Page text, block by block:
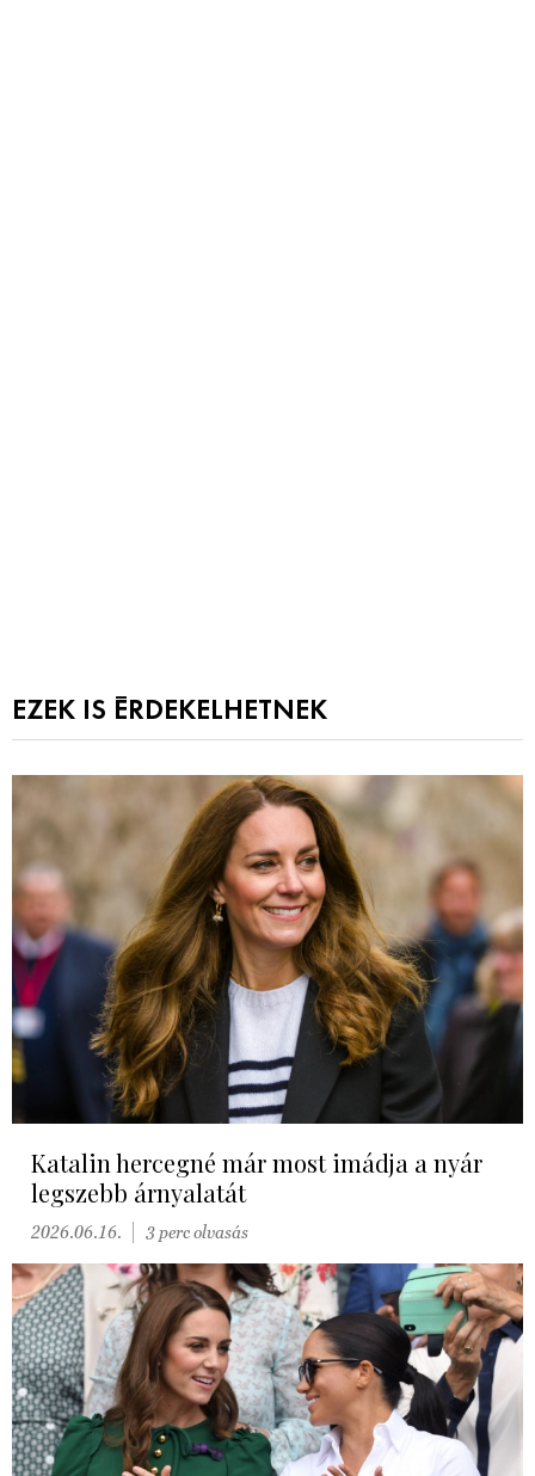
EZEK IS ÉRDEKELHETNEK
Katalin hercegné már most imádja a nyár
legszebb árnyalatát
2026.06.16. 3 perc olvasás